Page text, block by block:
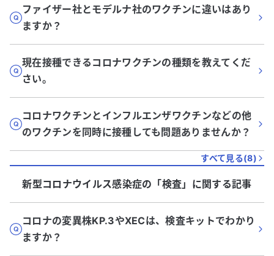
ファイザー社とモデルナ社のワクチンに違いはあり
ますか？
現在接種できるコロナワクチンの種類を教えてくだ
さい。
コロナワクチンとインフルエンザワクチンなどの他
のワクチンを同時に接種しても問題ありませんか？
すべて見る(8)
新型コロナウイルス感染症の「検査」に関する記事
コロナの変異株KP.3やXECは、検査キットでわかり
ますか？